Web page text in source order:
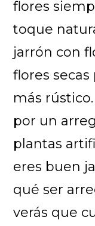
flores
toque
jarrón con
flores
más
por un
plantas
eres buen
qué ser
verás que